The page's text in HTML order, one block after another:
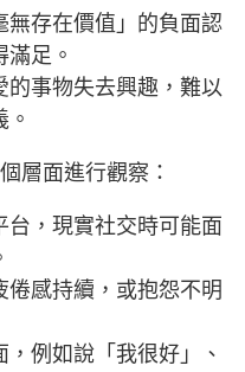
無存在價值」的負面認
足。
事物失去興趣，難以
層面進行觀察：
，現實社交時可能面
感持續，或抱怨不明
例如說「我很好」、